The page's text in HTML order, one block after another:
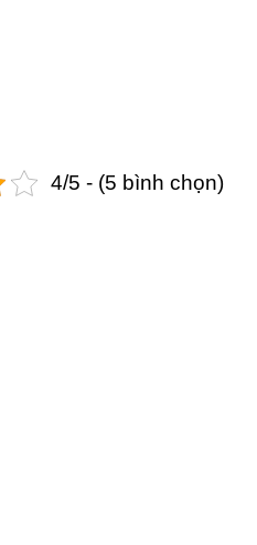
4/5 - (5 bình chọn)